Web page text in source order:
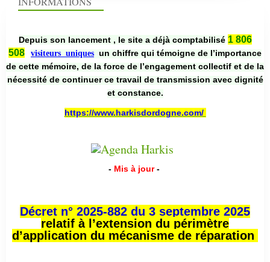
Depuis son lancement , le site a déjà comptabilisé 1 806
508
visiteurs uniques un chiffre qui témoigne de l’importance
de cette mémoire, de la force de l’engagement collectif et de la
nécessité de continuer ce travail de transmission avec dignité
et constance.
https://www.harkisdordogne.com/
- Mis à jour -
Décret n° 2025-882 du 3 septembre 2025
relatif à l’extension du périmètre
d’application du mécanisme de réparation